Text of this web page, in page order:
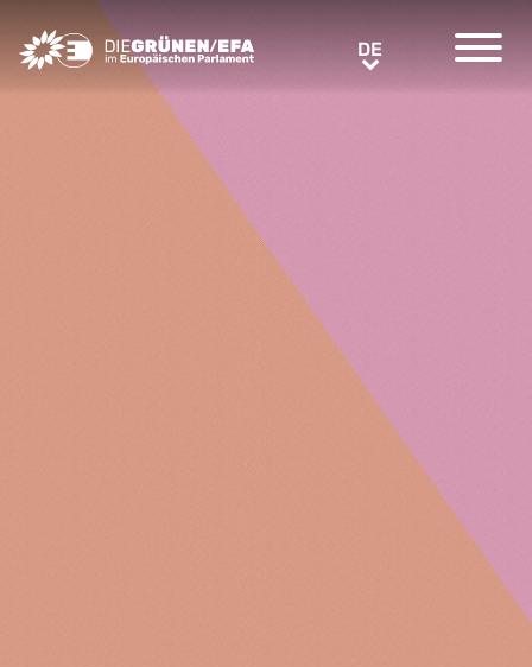
Greens/EFA Home DEDE